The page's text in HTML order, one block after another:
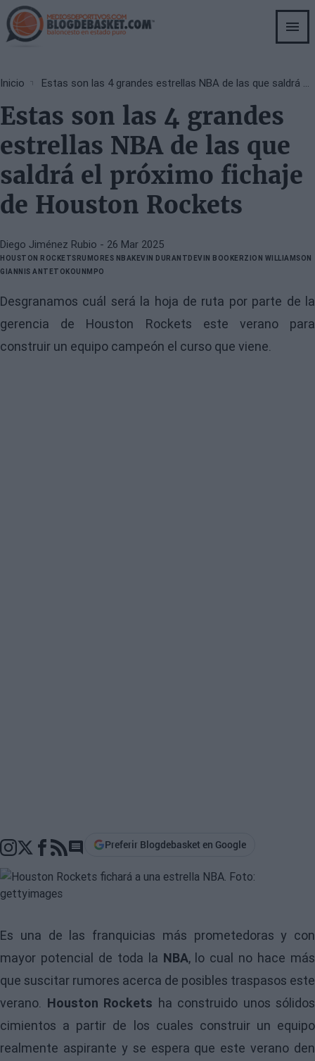
Skip
to
main
Breadcrumb
Inicio Estas son las 4 grandes estrellas NBA de las que saldrá el próximo fichaje de Houston Rockets
Estas son las 4 grandes
estrellas NBA de las que
saldrá el próximo fichaje
de Houston Rockets
Diego Jiménez Rubio - 26 Mar 2025
HOUSTON ROCKETSRUMORES NBAKEVIN DURANTDEVIN BOOKERZION WILLIAMSON
GIANNIS ANTETOKOUNMPO
Desgranamos cuál será la hoja de ruta por parte de la
gerencia de Houston Rockets este verano para
construir un equipo campeón el curso que viene.
Go to comments section
Preferir Blogdebasket en Google
Es una de las franquicias más prometedoras y con
mayor potencial de toda la NBA, lo cual no hace más
que suscitar rumores acerca de posibles traspasos este
verano. Houston Rockets ha construido unos sólidos
cimientos a partir de los cuales construir un equipo
realmente aspirante y se espera que este verano den